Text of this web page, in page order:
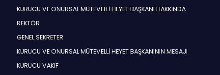
KURUCU VE ONURSAL MÜTEVELLİ HEYET BAŞKANI HAKKINDA
REKTÖR
GENEL SEKRETER
KURUCU VE ONURSAL MÜTEVELLİ HEYET BAŞKANININ MESAJI
KURUCU VAKIF